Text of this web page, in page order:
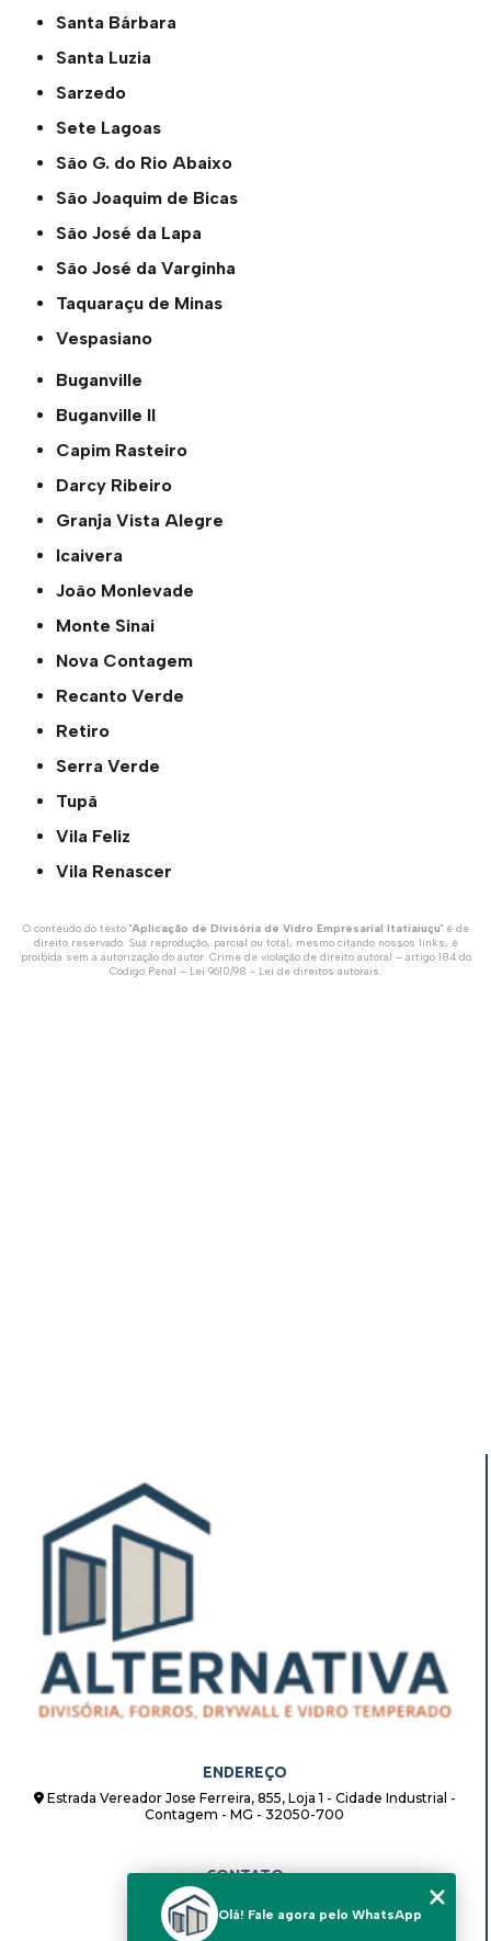
Santa Bárbara
Santa Luzia
Sarzedo
Sete Lagoas
São G. do Rio Abaixo
São Joaquim de Bicas
São José da Lapa
São José da Varginha
Taquaraçu de Minas
Vespasiano
Buganville
Buganville ll
Capim Rasteiro
Darcy Ribeiro
Granja Vista Alegre
Icaivera
João Monlevade
Monte Sinai
Nova Contagem
Recanto Verde
Retiro
Serra Verde
Tupã
Vila Feliz
Vila Renascer
O conteúdo do texto "Aplicação de Divisória de Vidro Empresarial Itatiaiuçu" é de
direito reservado. Sua reprodução, parcial ou total, mesmo citando nossos links, é
proibida sem a autorização do autor. Crime de violação de direito autoral – artigo 184 do
Código Penal – Lei 9610/98 - Lei de direitos autorais.
ENDEREÇO
Estrada Vereador Jose Ferreira, 855, Loja 1 - Cidade Industrial -
Contagem - MG - 32050-700
CONTATO
(31) 98862-8408
(31) 98862-8408
Olá! Fale agora pelo WhatsApp